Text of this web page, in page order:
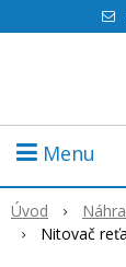
Menu
Úvod
Nitovač